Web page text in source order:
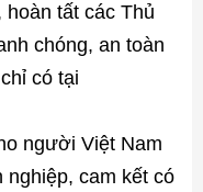
tất các Thủ
chóng, an toàn
có tại
người Việt Nam
cam kết có